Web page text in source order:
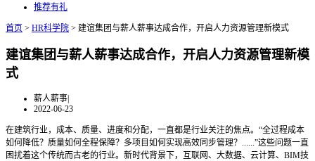
推荐有礼
首页 > HR科学院 > 建谊集团与薪人薪事达成合作，开启人力资源管理新模式
建谊集团与薪人薪事达成合作，开启人力资源管理新模
式
薪人薪事|
2022-06-23
在建筑行业，成本、质量、进度和分配，一直都是行业关注的焦点。“全过程成本
如何降低？质量如何全程保障？多项目如何实现高效同步管理？......”这些问题一直
困扰着这个传统而古老的行业。新时代背景下，互联网、大数据、云计算、BIM技